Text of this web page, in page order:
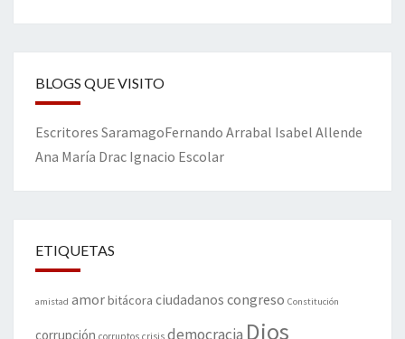
BLOGS QUE VISITO
Escritores SaramagoFernando Arrabal Isabel Allende
Ana María Drac Ignacio Escolar
ETIQUETAS
amistad amorbitácora ciudadanos congreso Constitución
corrupción corruptos crisis democracia Dios